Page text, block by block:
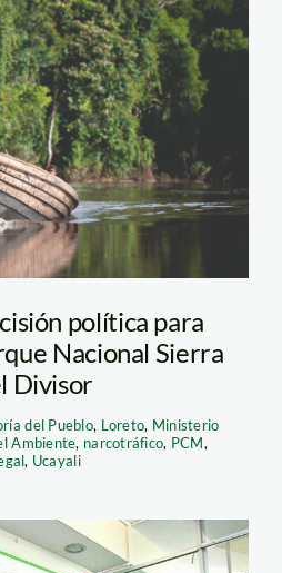
política para
Nacional Sierra
Divisor
del Pueblo, Loreto, Ministerio
Ambiente, narcotráfico, PCM,
, Ucayali